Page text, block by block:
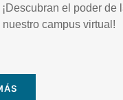
el poder de
campus virtual!